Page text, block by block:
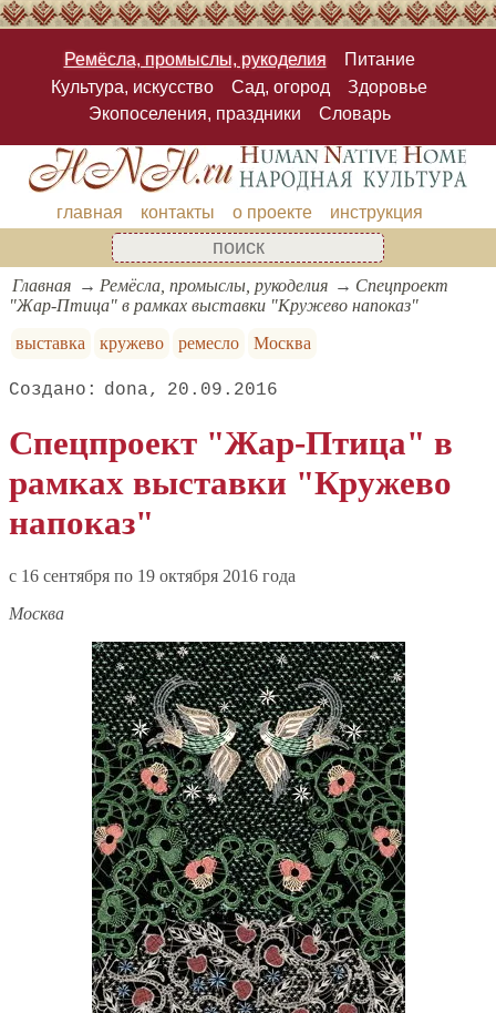
Ремёсла, промыслы, рукоделия
Питание
Культура, искусство
Сад, огород
Здоровье
Экопоселения, праздники
Словарь
главная контакты о проекте инструкция
Главная Ремёсла, промыслы, рукоделия
Спецпроект
"Жар-Птица" в рамках выставки "Кружево напоказ"
выставка
кружево ремесло Москва
dona 20.09.2016
Спецпроект "Жар-Птица" в
рамках выставки "Кружево
напоказ"
c 16 сентября по 19 октября 2016 года
Москва